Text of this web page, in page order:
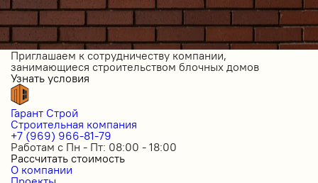
Приглашаем к сотрудничеству компании,
занимающиеся строительством блочных домов
Узнать условия
Гарант Строй
Строительная компания
+7 (969) 966-81-79
Работам с Пн - Пт: 08:00 - 18:00
Рассчитать стоимость
О компании